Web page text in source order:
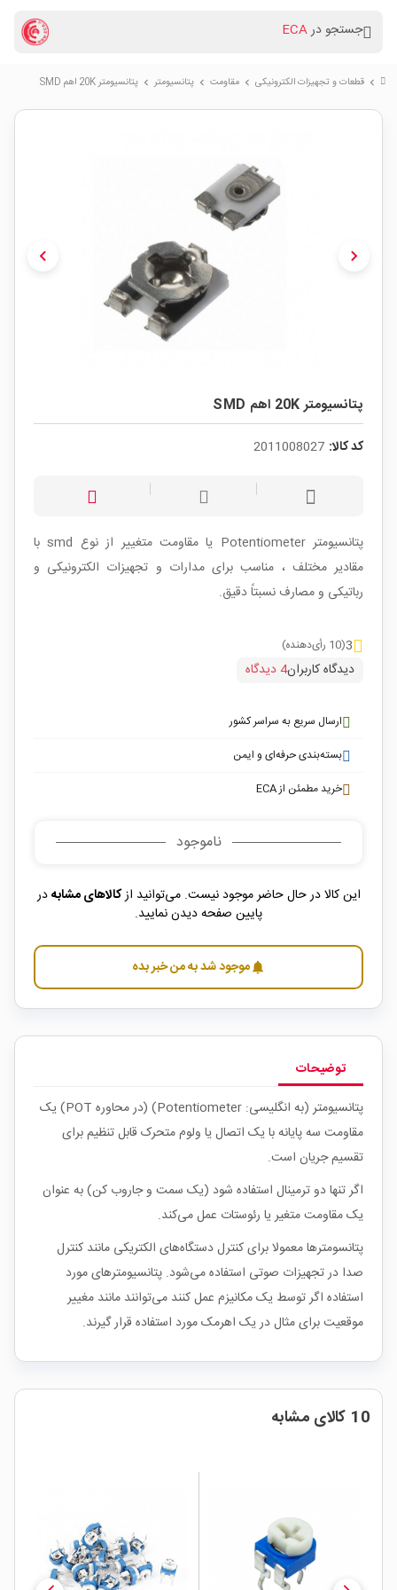
جستجو درECA
chevron_right قطعات و تجهیزات الکترونیکی chevron_right مقاومت chevron_right پتانسیومتر chevron_right پتانسیومتر 20K اهم SMD
chevron_left chevron_right
پتانسیومتر 20K اهم SMD
کد کالا: 2011008027
پتانسیومتر Potentiometer یا مقاومت متغییر از نوع smd با
مقادیر مختلف ، مناسب برای مدارات و تجهیزات الکترونیکی و
رباتیکی و مصارف نسبتاً دقیق.
3(10 رأی‌دهنده)
دیدگاه کاربران4 دیدگاه
ارسال سریع به سراسر کشور
بسته‌بندی حرفه‌ای و ایمن
خرید مطمئن از ECA
ناموجود
این کالا در حال حاضر موجود نیست. می‌توانید ازکالاهای مشابهدر
پایین صفحه دیدن نمایید.
notificationsموجود شد به من خبر بده
توضیحات
پتانسیومتر (به انگلیسی: Potentiometer) (در محاوره POT) یک
مقاومت سه پایانه با یک اتصال یا ولوم متحرک قابل تنظیم برای
تقسیم جریان است.
اگر تنها دو ترمینال استفاده شود (یک سمت و جاروب کن) به عنوان
یک مقاومت متغیر یا رئوستات عمل می‌کند.
پتانسومترها معمولا برای کنترل دستگاه‌های الکتریکی مانند کنترل
صدا در تجهیزات صوتی استفاده می‌شود. پتانسیومترهای مورد
استفاده اگر توسط یک مکانیزم عمل کنند می‌توانند مانند مغییر
موقعیت برای مثال در یک اهرمک مورد استفاده قرار گیرند.
10 کالای مشابه